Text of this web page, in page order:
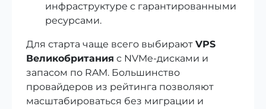
инфраструктуре с гарантированными
ресурсами.
Для старта чаще всего выбирают VPS
Великобритания с NVMe-дисками и
запасом по RAM. Большинство
провайдеров из рейтинга позволяют
масштабироваться без миграции и